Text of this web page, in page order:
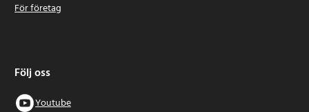
För företag
Följ oss
Youtube